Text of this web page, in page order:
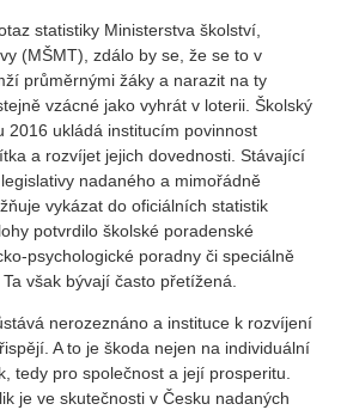
statistiky Ministerstva školství,
(MŠMT), zdálo by se, že se to v
průměrnými žáky a narazit na ty
vzácné jako vyhrát v loterii. Školský
2016 ukládá institucím povinnost
a rozvíjet jejich dovednosti. Stávající
nadaného a mimořádně
vykázat do oficiálních statistik
potvrdilo školské poradenské
psychologické poradny či speciálně
však bývají často přetížená.
nerozeznáno a instituce k rozvíjení
A to je škoda nejen na individuální
tedy pro společnost a její prosperitu.
je ve skutečnosti v Česku nadaných